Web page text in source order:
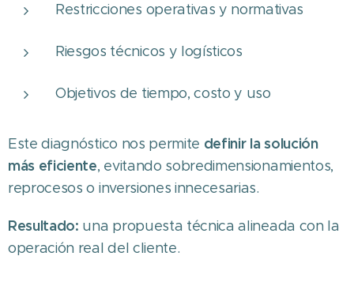
Restricciones operativas y normativas
Riesgos técnicos y logísticos
Objetivos de tiempo, costo y uso
Este diagnóstico nos permite definir la solución
más eficiente, evitando sobredimensionamientos,
reprocesos o inversiones innecesarias.
Resultado: una propuesta técnica alineada con la
operación real del cliente.